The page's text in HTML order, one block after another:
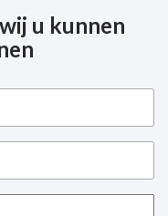
u kunnen